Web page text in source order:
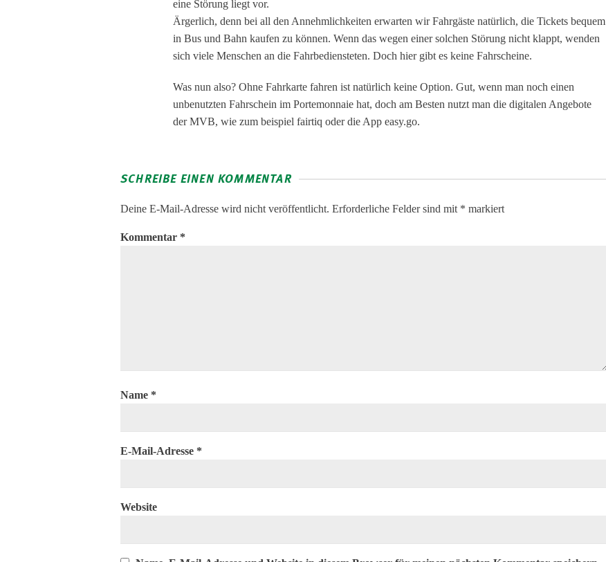
eine Störung liegt vor.
Ärgerlich, denn bei all den Annehmlichkeiten erwarten wir Fahrgäste natürlich, die Tickets bequem
in Bus und Bahn kaufen zu können. Wenn das wegen einer solchen Störung nicht klappt, wenden
sich viele Menschen an die Fahrbediensteten. Doch hier gibt es keine Fahrscheine.
Was nun also? Ohne Fahrkarte fahren ist natürlich keine Option. Gut, wenn man noch einen
unbenutzten Fahrschein im Portemonnaie hat, doch am Besten nutzt man die digitalen Angebote
der MVB, wie zum beispiel fairtiq oder die App easy.go.
SCHREIBE EINEN KOMMENTAR
Deine E-Mail-Adresse wird nicht veröffentlicht. Erforderliche Felder sind mit * markiert
Kommentar *
Name *
E-Mail-Adresse *
Website